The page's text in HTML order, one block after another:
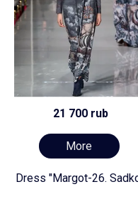
21 700 rub
More
Dress "Margot-26.